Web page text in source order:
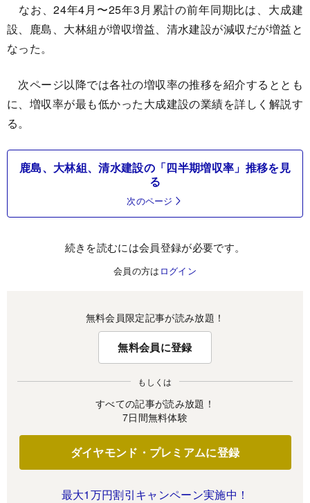
なお、24年4月〜25年3月累計の前年同期比は、大成建
設、鹿島、大林組が増収増益、清水建設が減収だが増益と
なった。
次ページ以降では各社の増収率の推移を紹介するととも
に、増収率が最も低かった大成建設の業績を詳しく解説す
る。
鹿島、大林組、清水建設の「四半期増収率」推移を見
る
次のページ
続きを読むには会員登録が必要です。
会員の方は ログイン
無料会員限定記事が読み放題！
無料会員に登録
もしくは
すべての記事が読み放題！
7日間無料体験
ダイヤモンド・プレミアムに登録
最大1万円割引キャンペーン実施中！